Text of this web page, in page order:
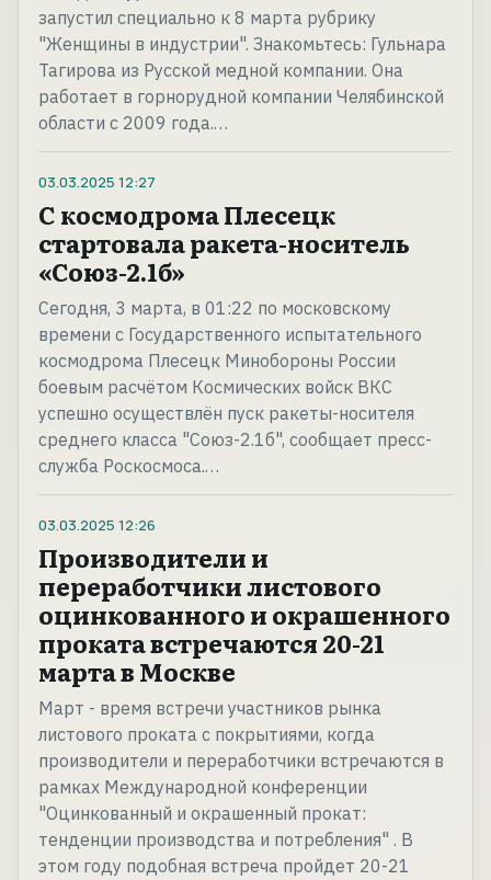
запустил специально к 8 марта рубрику
"Женщины в индустрии". Знакомьтесь: Гульнара
Тагирова из Русской медной компании. Она
работает в горнорудной компании Челябинской
области с 2009 года.…
03.03.2025 12:27
С космодрома Плесецк
стартовала ракета-носитель
«Союз-2.1б»
Сегодня, 3 марта, в 01:22 по московскому
времени с Государственного испытательного
космодрома Плесецк Минобороны России
боевым расчётом Космических войск ВКС
успешно осуществлён пуск ракеты-носителя
среднего класса "Союз-2.1б", сообщает пресс-
служба Роскосмоса.…
03.03.2025 12:26
Производители и
переработчики листового
оцинкованного и окрашенного
проката встречаются 20-21
марта в Москве
Март - время встречи участников рынка
листового проката с покрытиями, когда
производители и переработчики встречаются в
рамках Международной конференции
"Оцинкованный и окрашенный прокат:
тенденции производства и потребления" . В
этом году подобная встреча пройдет 20-21